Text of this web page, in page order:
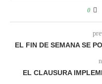
0
EL FIN DE SEMANA SE
EL CLAUSURA